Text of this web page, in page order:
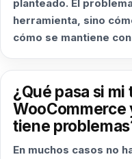
planteado. El
herramienta, sino
cómo se mantiene
¿Qué pasa si mi
WooCommerce
tiene
En muchos casos no